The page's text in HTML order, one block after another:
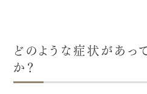
どのような症状があっ
か？